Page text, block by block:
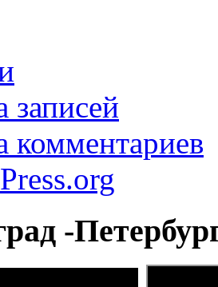
записей
комментариев
-